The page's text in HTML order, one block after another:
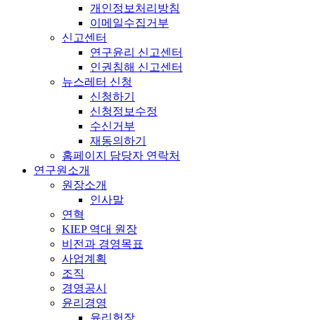
개인정보처리방침
이메일수집거부
신고센터
연구윤리 신고센터
인권침해 신고센터
뉴스레터 신청
신청하기
신청정보수정
수신거부
재동의하기
홈페이지 담당자 연락처
연구원소개
원장소개
인사말
연혁
KIEP 역대 원장
비전과 경영목표
사업계획
조직
경영공시
윤리경영
윤리헌장